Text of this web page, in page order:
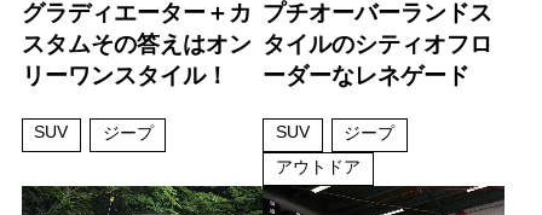
グラディエーター＋カ
スタムその答えはオン
リーワンスタイル！
SUV ジープ
プチオーバーランドス
タイルのシティオフロ
ーダーなレネゲード
SUV
ジープ
アウトドア